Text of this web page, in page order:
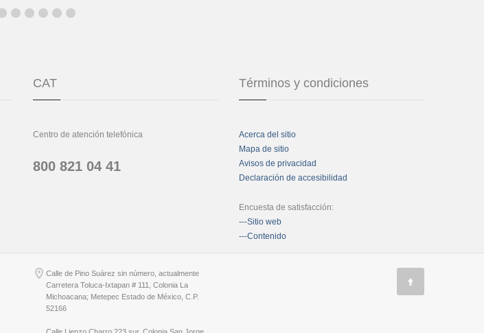
CAT
Centro de atención telefónica
800 821 04 41
Términos y condiciones
Acerca del sitio
Mapa de sitio
Avisos de privacidad
Declaración de accesibilidad
Encuesta de satisfacción:
---Sitio web
---Contenido
Calle de Pino Suárez sin número, actualmente
Carretera Toluca-Ixtapan # 111, Colonia La
Michoacana; Metepec Estado de México, C.P.
52166